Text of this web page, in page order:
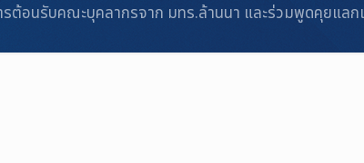
อนรับคณะบุคลากรจาก มทร.ล้านนา และร่วมพูดคุยแลก